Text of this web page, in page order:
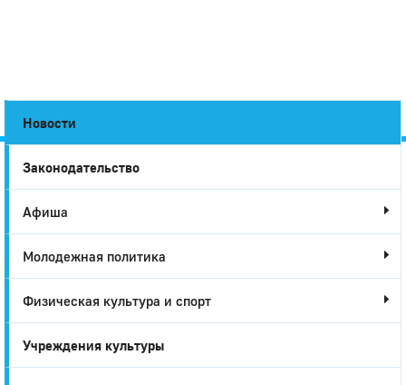
Город
Глазов
Новости
Законодательство
Афиша
Молодежная политика
Физическая культура и спорт
Учреждения культуры